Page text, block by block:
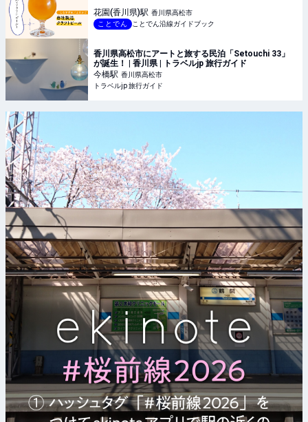
花園(香川県)駅 香川県高松市
ことでん
ことでん沿線ガイドブック
香川県高松市にアートと旅する民泊「Setouchi 33」
が誕生！ | 香川県 | トラベルjp 旅行ガイド
今橋駅 香川県高松市
トラベルjp 旅行ガイド